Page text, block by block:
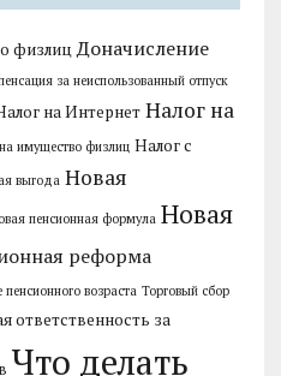
физлиц Доначисление
за неиспользованный отпуск
на Интернет Налог на
имущество физлиц Налог с
выгода Новая
пенсионная формула Новая
реформа
возраста Торговый сбор
ответственность за
Что делать